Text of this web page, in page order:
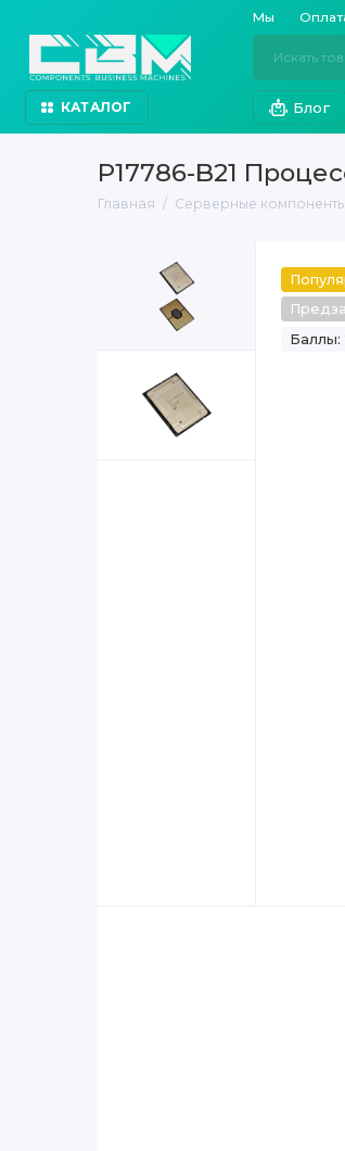
Мы
КАТАЛОГ Блог
P17786-B21
Главная Серверные
Баллы: